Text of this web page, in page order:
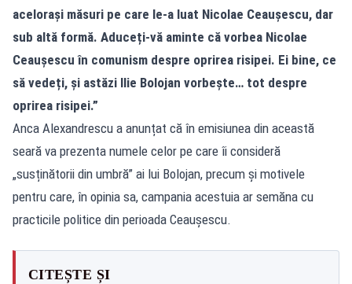
acelorași măsuri pe care le-a luat Nicolae Ceaușescu, dar
sub altă formă. Aduceți-vă aminte că vorbea Nicolae
Ceaușescu în comunism despre oprirea risipei. Ei bine, ce
să vedeți, și astăzi Ilie Bolojan vorbește… tot despre
oprirea risipei.”
Anca Alexandrescu a anunțat că în emisiunea din această
seară va prezenta numele celor pe care îi consideră
„susținătorii din umbră” ai lui Bolojan, precum și motivele
pentru care, în opinia sa, campania acestuia ar semăna cu
practicile politice din perioada Ceaușescu.
CITEȘTE ȘI